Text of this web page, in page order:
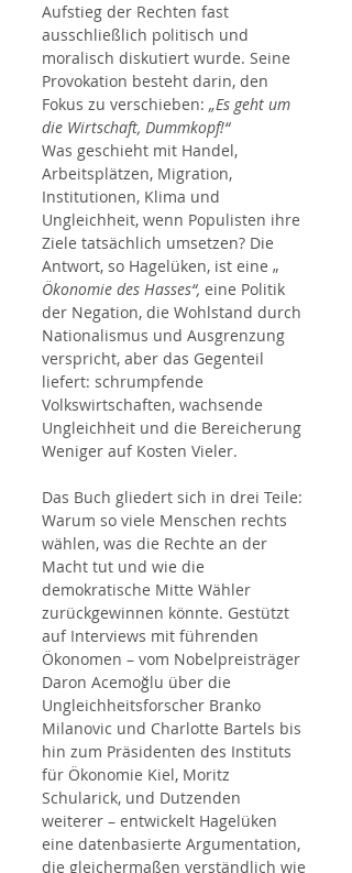
Aufstieg der Rechten fast
ausschließlich politisch und
moralisch diskutiert wurde. Seine
Provokation besteht darin, den
Fokus zu verschieben: „Es geht um
die Wirtschaft, Dummkopf!“
Was geschieht mit Handel,
Arbeitsplätzen, Migration,
Institutionen, Klima und
Ungleichheit, wenn Populisten ihre
Ziele tatsächlich umsetzen? Die
Antwort, so Hagelüken, ist eine „
Ökonomie des Hasses“, eine Politik
der Negation, die Wohlstand durch
Nationalismus und Ausgrenzung
verspricht, aber das Gegenteil
liefert: schrumpfende
Volkswirtschaften, wachsende
Ungleichheit und die Bereicherung
Weniger auf Kosten Vieler.
Das Buch gliedert sich in drei Teile:
Warum so viele Menschen rechts
wählen, was die Rechte an der
Macht tut und wie die
demokratische Mitte Wähler
zurückgewinnen könnte. Gestützt
auf Interviews mit führenden
Ökonomen – vom Nobelpreisträger
Daron Acemoğlu über die
Ungleichheitsforscher Branko
Milanovic und Charlotte Bartels bis
hin zum Präsidenten des Instituts
für Ökonomie Kiel, Moritz
Schularick, und Dutzenden
weiterer – entwickelt Hagelüken
eine datenbasierte Argumentation,
die gleichermaßen verständlich wie